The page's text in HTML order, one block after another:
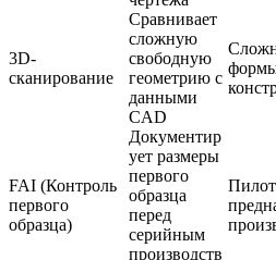
3D-
сканирование
Сравнивает
сложную
свободную
геометрию с
данными
CAD
FAI (Контроль
первого
образца)
Документир
ует размеры
первого
образца
перед
серийным
производств